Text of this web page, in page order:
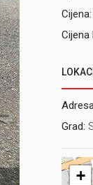
Cijena:
Cijena
Grad:
+